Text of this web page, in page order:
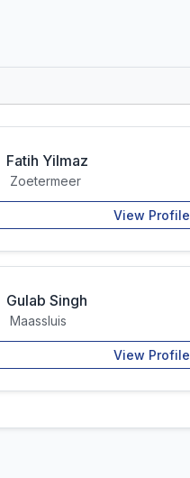
Fatih Yilmaz
Zoetermeer
View Profile
Gulab Singh
Maassluis
View Profile